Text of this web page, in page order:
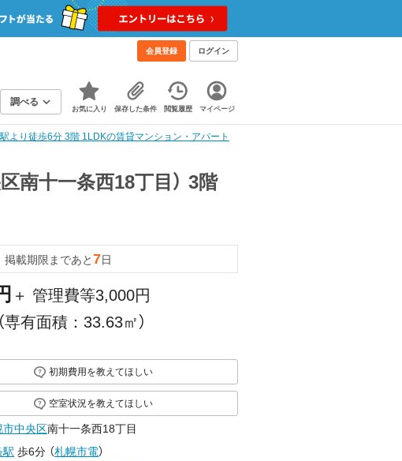
会員登録 ログイン
調べる
お気に入り 保存した条件 閲覧履歴 マイページ
より徒歩6分 3階 1LDKの賃貸マンション・アパート
南十一条西18丁目） 3階
掲載期限まであと7日
＋ 管理費等3,000円
（専有面積：33.63㎡）
初期費用を教えてほしい
空室状況を教えてほしい
市中央区南十一条西18丁目
駅 歩6分 （札幌市電）